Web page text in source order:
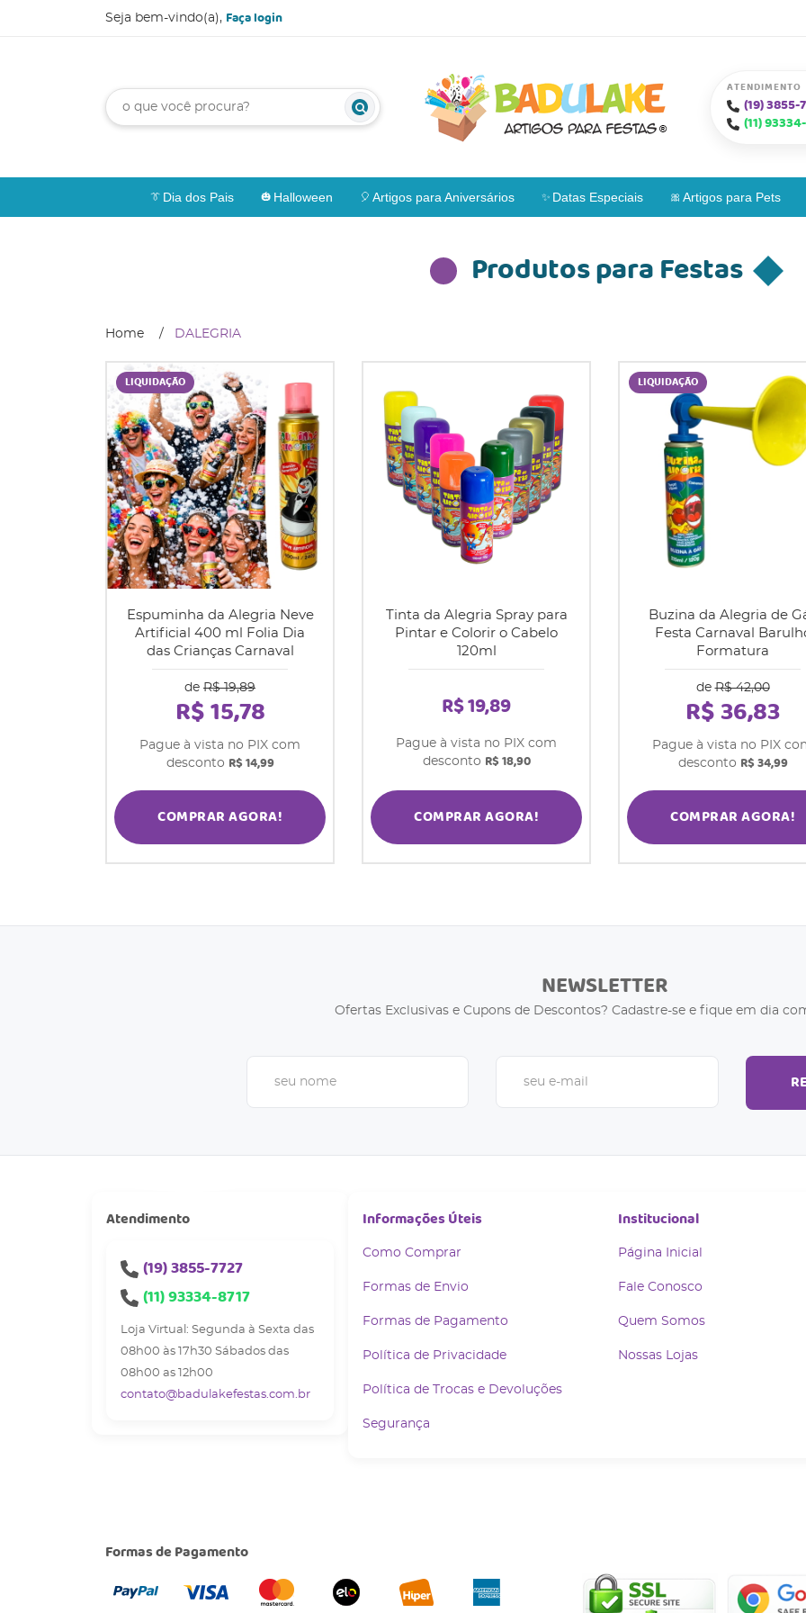
Seja bem-vindo(a), Faça login
ATENDIMENTO
(19)3855-
(11)
Dia dos Pais Halloween Artigos para Aniversários Datas Especiais Artigos para Pets
Produtos para Festas
Home DALEGRIA
LIQUIDAÇÃO
Espuminha da Alegria Neve
Artificial 400 ml Folia Dia
das Crianças Carnaval
de R$ 19,89
R$ 15,78
Pague à vista no PIX com
desconto R$ 14,99
COMPRAR AGORA!
Tinta da Alegria Spray para
Pintar e Colorir o Cabelo
120ml
R$ 19,89
Pague à vista no PIX com
desconto R$ 18,90
COMPRAR AGORA!
LIQUIDAÇÃO
Buzina da Alegria de
Festa Carnaval
Formatura
de R$ 42,00
R$ 36,83
Pague à vista no PIX
desconto R$ 34,99
COMPRAR AGORA!
NEWSLETTER
Ofertas Exclusivas e Cupons de Descontos? Cadastre-se e fique em dia
Atendimento
(19)3855-7727
(11)93334-8717
Loja Virtual: Segunda à Sexta das
08h00 às 17h30 Sábados das
08h00 as 12h00
contato@badulakefestas.com.br
Informações Úteis
Como Comprar
Formas de Envio
Formas de Pagamento
Política de Privacidade
Política de Trocas e Devoluções
Segurança
Institucional
Página Inicial
Fale Conosco
Quem Somos
Nossas Lojas
Formas de Pagamento